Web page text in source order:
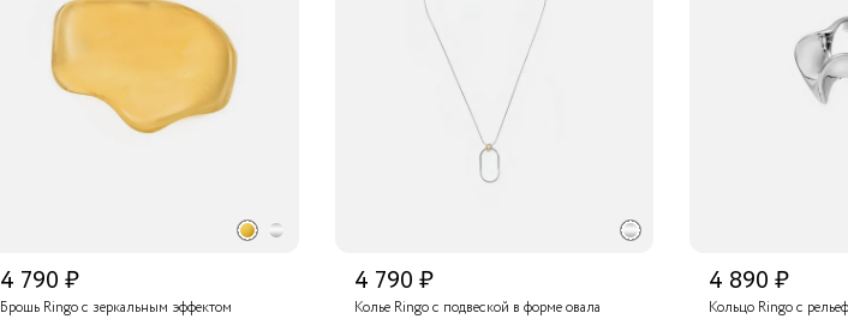
4 790 ₽
Брошь Ringo с зеркальным эффектом
4 790 ₽
Колье Ringo с подвеской в форме овала
4 890 ₽
Кольцо Ringo с